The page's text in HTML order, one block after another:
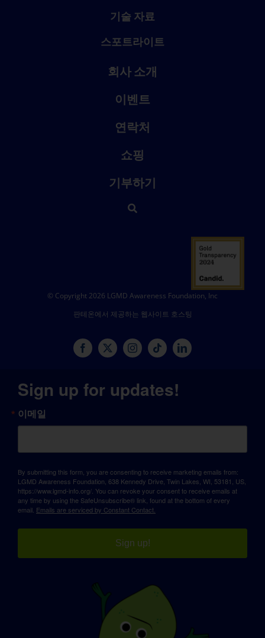
기술 자료
스포트라이트
회사 소개
이벤트
연락처
쇼핑
기부하기
© Copyright 2026 LGMD Awareness Foundation, Inc
판테온에서 제공하는 웹사이트 호스팅
Sign up for updates!
이메일
By submitting this form, you are consenting to receive marketing emails from:
LGMD Awareness Foundation, 638 Kennedy Drive, Twin Lakes, WI, 53181, US,
https://www.lgmd-info.org/. You can revoke your consent to receive emails at
any time by using the SafeUnsubscribe® link, found at the bottom of every
email. Emails are serviced by Constant Contact.
Sign up!